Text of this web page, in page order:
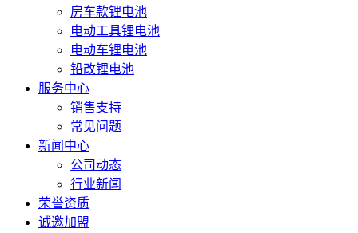
房车款锂电池
电动工具锂电池
电动车锂电池
铅改锂电池
服务中心
销售支持
常见问题
新闻中心
公司动态
行业新闻
荣誉资质
诚邀加盟